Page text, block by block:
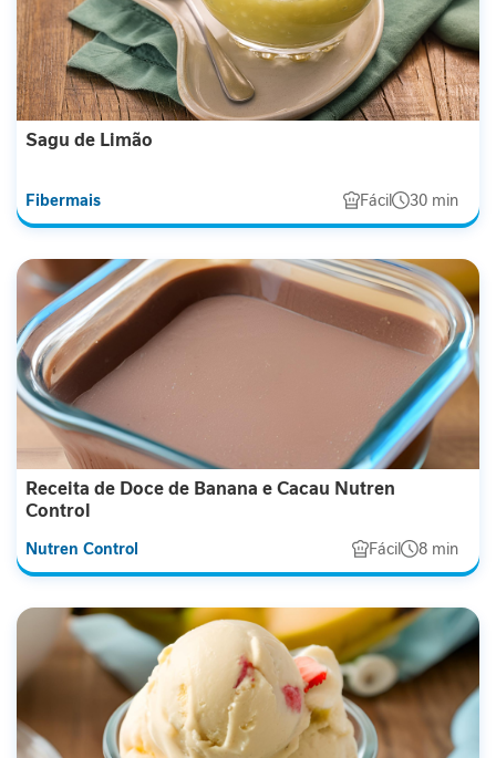
C
u
i
d
a
M
e
t
a
b
ó
l
i
c
o
A
n
t
o
x
i
d
Sagu de Limão
Fibermais Fácil 30 min
Receita de Doce de Banana e Cacau Nutren
Control
Nutren Control Fácil 8 min